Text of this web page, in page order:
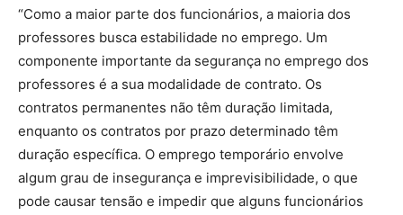
“Como a maior parte dos funcionários, a maioria dos
professores busca estabilidade no emprego. Um
componente importante da segurança no emprego dos
professores é a sua modalidade de contrato. Os
contratos permanentes não têm duração limitada,
enquanto os contratos por prazo determinado têm
duração específica. O emprego temporário envolve
algum grau de insegurança e imprevisibilidade, o que
pode causar tensão e impedir que alguns funcionários